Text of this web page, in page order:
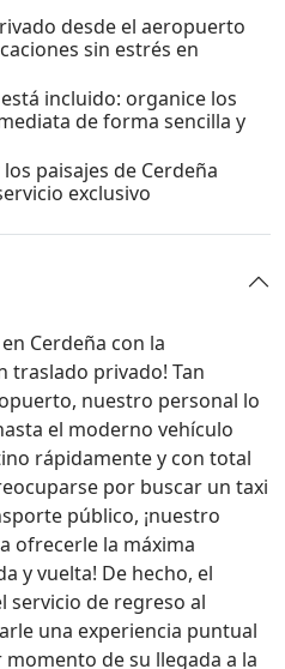
desde el aeropuerto
sin estrés en
incluido: organice los
de forma sencilla y
paisajes de Cerdeña
exclusivo
Cerdeña con la
traslado privado! Tan
nuestro personal lo
el moderno vehículo
rápidamente y con total
por buscar un taxi
público, ¡nuestro
ofrecerle la máxima
y vuelta! De hecho, el
servicio de regreso al
una experiencia puntual
de su llegada a la